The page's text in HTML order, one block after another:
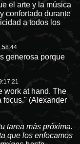
el arte y la música
confortado durante
a todos los
generosa porque
work at hand. The
focus." (Alexander
tarea más próxima.
que los enfocamos